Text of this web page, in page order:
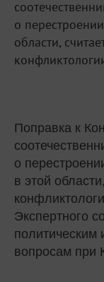
о
области,
Поправка к
о
в этой
Экспертного
вопросам при